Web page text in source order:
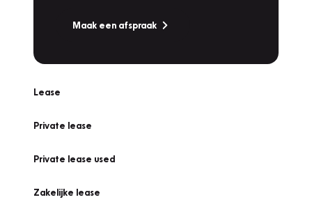
Maak een afspraak
Lease
Private lease
Private lease used
Zakelijke lease